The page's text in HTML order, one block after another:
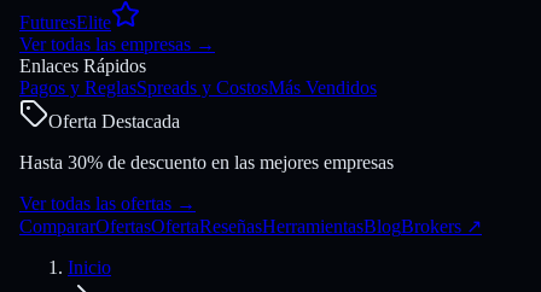
FuturesElite
Ver todas las empresas →
Enlaces Rápidos
Pagos y ReglasSpreads y CostosMás Vendidos
Oferta Destacada
Hasta 30% de descuento en las mejores empresas
Ver todas las ofertas →
CompararOfertasOfertaReseñasHerramientasBlogBrokers ↗
Inicio